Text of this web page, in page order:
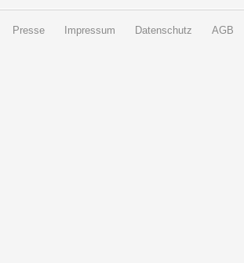
Presse Impressum Datenschutz AGB